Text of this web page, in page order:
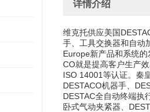
详情介绍
维克托供应美国
手、工具交换器和自动
Europe新产品和系统
CO就是提高客户生产
ISO 14001等认证。秦
DESTACO机器手、
DESTAC全自动终端执
卧式气动夹紧器、